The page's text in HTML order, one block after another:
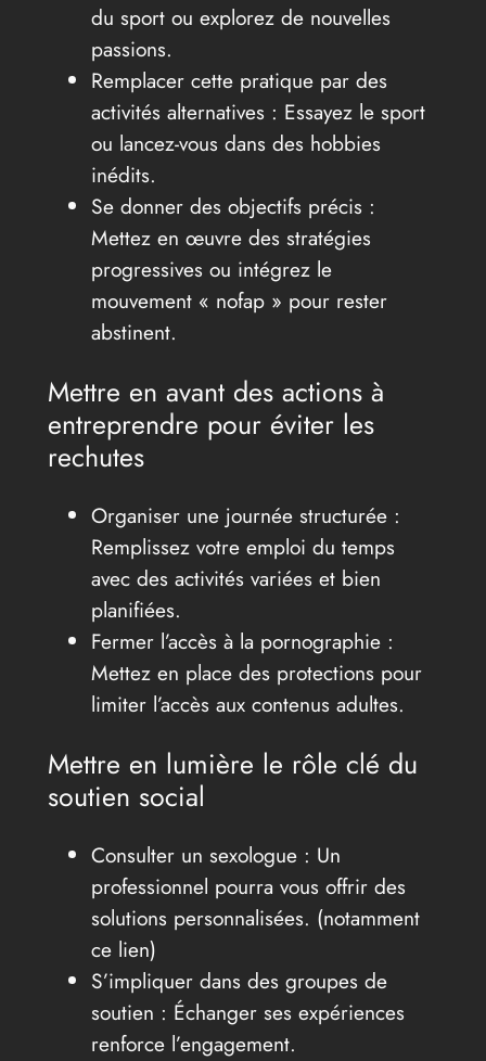
du sport ou explorez de nouvelles
passions.
Remplacer cette pratique par des
activités alternatives : Essayez le sport
ou lancez-vous dans des hobbies
inédits.
Se donner des objectifs précis :
Mettez en œuvre des stratégies
progressives ou intégrez le
mouvement « nofap » pour rester
abstinent.
Mettre en avant des actions à
entreprendre pour éviter les
rechutes
Organiser une journée structurée :
Remplissez votre emploi du temps
avec des activités variées et bien
planifiées.
Fermer l’accès à la pornographie :
Mettez en place des protections pour
limiter l’accès aux contenus adultes.
Mettre en lumière le rôle clé du
soutien social
Consulter un sexologue : Un
professionnel pourra vous offrir des
solutions personnalisées. (notamment
ce lien)
S’impliquer dans des groupes de
soutien : Échanger ses expériences
renforce l’engagement.